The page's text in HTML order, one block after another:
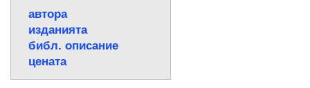
автора
изданията
библ. описание
цената